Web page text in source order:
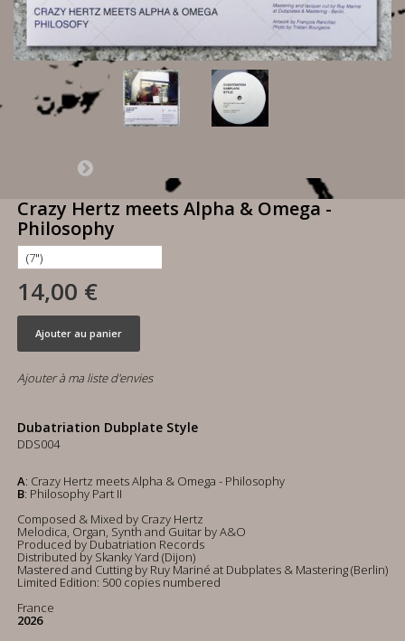
Crazy Hertz meets Alpha & Omega -
Philosophy
14,00 €
Ajouter au panier
Ajouter à ma liste d'envies
Dubatriation Dubplate Style
DDS004
A: Crazy Hertz meets Alpha & Omega - Philosophy
B: Philosophy Part II
Composed & Mixed by Crazy Hertz
Melodica, Organ, Synth and Guitar by A&O
Produced by Dubatriation Records
Distributed by Skanky Yard (Dijon)
Mastered and Cutting by Ruy Mariné at Dubplates & Mastering (Berlin)
Limited Edition: 500 copies numbered
France
2026